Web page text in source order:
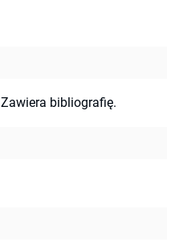
Zawiera bibliografię.